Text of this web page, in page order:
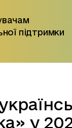
підтримки
у